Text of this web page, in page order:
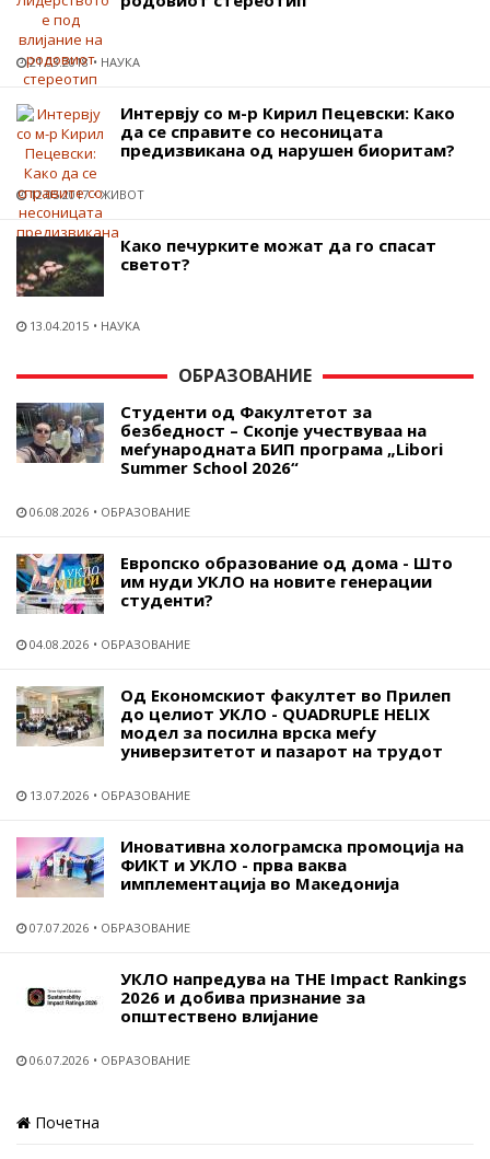
21.03.2018 НАУКА
Интервју со м-р Кирил Пецевски: Како
да се справите со несоницата
предизвикана од нарушен биоритам?
12.05.2017 ЖИВОТ
Како печурките можат да го спасат
светот?
13.04.2015 НАУКА
ОБРАЗОВАНИЕ
Студенти од Факултетот за
безбедност – Скопје учествуваа на
меѓународната БИП програма „Libori
Summer School 2026“
06.08.2026 ОБРАЗОВАНИЕ
Европско образование од дома - Што
им нуди УКЛО на новите генерации
студенти?
04.08.2026 ОБРАЗОВАНИЕ
Од Економскиот факултет во Прилеп
до целиот УКЛО - QUADRUPLE HELIX
модел за посилна врска меѓу
универзитетот и пазарот на трудот
13.07.2026 ОБРАЗОВАНИЕ
Иновативна холограмска промоција на
ФИКТ и УКЛО - прва ваква
имплементација во Македонија
07.07.2026 ОБРАЗОВАНИЕ
УКЛО напредува на THE Impact Rankings
2026 и добива признание за
општествено влијание
06.07.2026 ОБРАЗОВАНИЕ
Почетна